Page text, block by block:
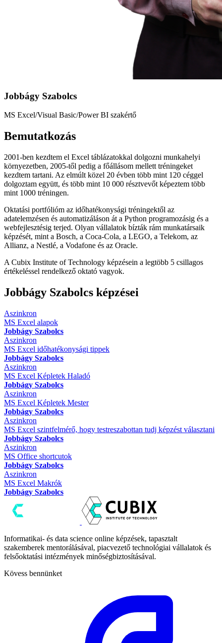
Jobbágy Szabolcs
MS Excel/Visual Basic/Power BI szakértő
Bemutatkozás
2001-ben kezdtem el Excel táblázatokkal dolgozni munkahelyi
környezetben, 2005-től pedig a főállásom mellett tréningeket
kezdtem tartani. Az elmúlt közel 20 évben több mint 120 céggel
dolgoztam együtt, és több mint 10 000 résztvevőt képeztem több
mint 1000 tréningen.
Oktatási portfólióm az időhatékonysági tréningektől az
adatelemzésen és automatizáláson át a Python programozásig és a
webfejlesztésig terjed. Olyan vállalatok bízták rám munkatársaik
képzését, mint a Bosch, a Coca-Cola, a LEGO, a Telekom, az
Allianz, a Nestlé, a Vodafone és az Oracle.
A Cubix Institute of Technology képzésein a legtöbb 5 csillagos
értékeléssel rendelkező oktató vagyok.
Jobbágy Szabolcs képzései
Aszinkron
MS Excel alapok
Jobbágy Szabolcs
Aszinkron
MS Excel időhatékonysági tippek
Jobbágy Szabolcs
Aszinkron
MS Excel Képletek Haladó
Jobbágy Szabolcs
Aszinkron
MS Excel Képletek Mester
Jobbágy Szabolcs
Aszinkron
MS Excel szintfelmérő, hogy testreszabottan tudj képzést választani
Jobbágy Szabolcs
Aszinkron
MS Office shortcutok
Jobbágy Szabolcs
Aszinkron
MS Excel Makrók
Jobbágy Szabolcs
Informatikai- és data science online képzések, tapasztalt
szakemberek mentorálásával, piacvezető technológiai vállalatok és
felsőoktatási intézmények minőségbiztosításával.
Kövess bennünket